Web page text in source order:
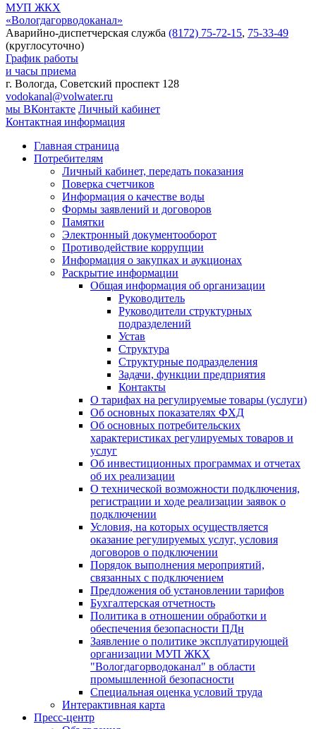
МУП ЖКХ
«Вологдагорводоканал»
Аварийно-диспетчерская служба (8172) 75-72-15, 75-33-49
(круглосуточно)
График работы
и часы приема
г. Вологда, Советский проспект 128
vodokanal@volwater.ru
мы ВКонтакте Личный кабинет
Контактная информация
Главная страница
Потребителям
Личный кабинет, передать показания
Поверка счетчиков
Информация о качестве воды
Формы заявлений и договоров
Памятки
Электронный документооборот
Противодействие коррупции
Информация о закупках и аукционах
Раскрытие информации
Общая информация об организации
Руководитель
Руководители структурных
подразделений
Устав
Структура
Структурные подразделения
Задачи, функции предприятия
Контакты
О тарифах на регулируемые товары (услуги)
Об основных показателях ФХД
Об основных потребительских
характеристиках регулируемых товаров и
услуг
Об инвестиционных программах и отчетах
об их реализации
О технической возможности подключения,
регистрации и ходе реализации заявок о
подключении
Условия, на которых осуществляется
оказание регулируемых услуг, условия
договоров о подключении
Порядок выполнения мероприятий,
связанных с подключением
Предложения об установлении тарифов
Бухгалтерская отчетность
Политика в отношении обработки и
обеспечения безопасности ПДн
Заявление о политике эксплуатирующей
организации МУП ЖКХ
"Вологдагорводоканал" в области
промышленной безопасности
Специальная оценка условий труда
Интерактивная карта
Пресс-центр